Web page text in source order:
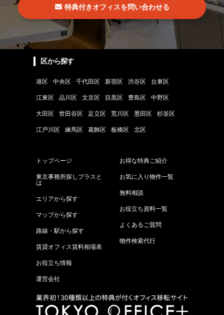
特典付きオフィスを問い合わせる
区から探す
港区 中央区 千代田区 新宿区 渋谷区 台東区
江東区 品川区 文京区 目黒区 豊島区 中野区
大田区 世田谷区 足立区 荒川区 墨田区 杉並区
江戸川区 練馬区 葛飾区 板橋区 北区
トップページ
東京事務所探しプラスと
は
エリアから探す
マップから探す
路線・駅から探す
賃貸オフィス賃料相場表
お得な特典ご紹介
お気に入り物件一覧
無料相談
お役立ち資料一覧
よくあるご質問
物件検索代行
お役立ち情報
運営会社